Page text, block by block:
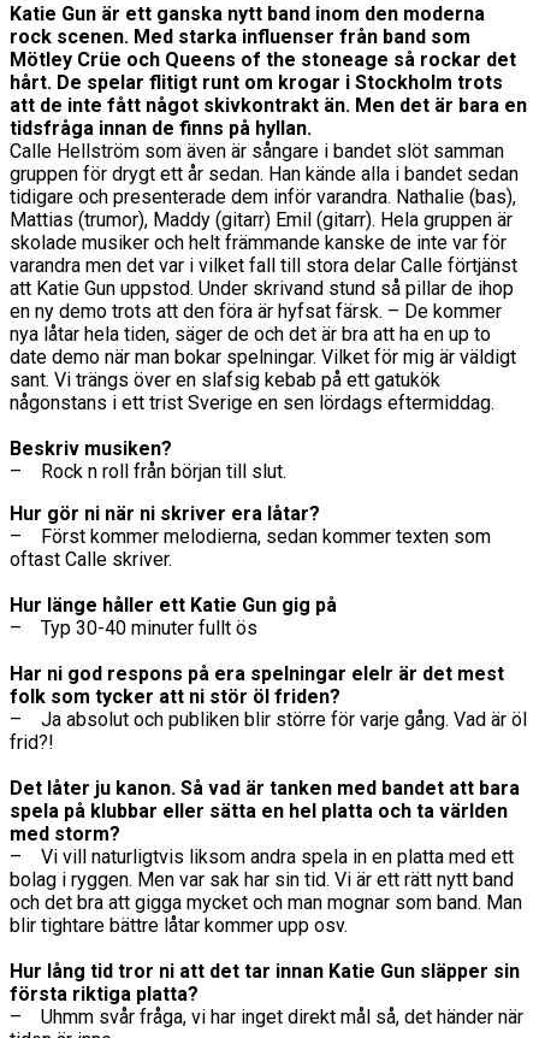
Katie Gun är ett ganska nytt band inom den moderna
rock scenen. Med starka influenser från band som
Mötley Crüe och Queens of the stoneage så rockar det
hårt. De spelar flitigt runt om krogar i Stockholm trots
att de inte fått något skivkontrakt än. Men det är bara en
tidsfråga innan de finns på hyllan.
Calle Hellström som även är sångare i bandet slöt samman
gruppen för drygt ett år sedan. Han kände alla i bandet sedan
tidigare och presenterade dem inför varandra. Nathalie (bas),
Mattias (trumor), Maddy (gitarr) Emil (gitarr). Hela gruppen är
skolade musiker och helt främmande kanske de inte var för
varandra men det var i vilket fall till stora delar Calle förtjänst
att Katie Gun uppstod. Under skrivand stund så pillar de ihop
en ny demo trots att den föra är hyfsat färsk. – De kommer
nya låtar hela tiden, säger de och det är bra att ha en up to
date demo när man bokar spelningar. Vilket för mig är väldigt
sant. Vi trängs över en slafsig kebab på ett gatukök
någonstans i ett trist Sverige en sen lördags eftermiddag.
Beskriv musiken?
– Rock n roll från början till slut.
Hur gör ni när ni skriver era låtar?
– Först kommer melodierna, sedan kommer texten som
oftast Calle skriver.
Hur länge håller ett Katie Gun gig på
– Typ 30-40 minuter fullt ös
Har ni god respons på era spelningar elelr är det mest
folk som tycker att ni stör öl friden?
– Ja absolut och publiken blir större för varje gång. Vad är öl
frid?!
Det låter ju kanon. Så vad är tanken med bandet att bara
spela på klubbar eller sätta en hel platta och ta världen
med storm?
– Vi vill naturligtvis liksom andra spela in en platta med ett
bolag i ryggen. Men var sak har sin tid. Vi är ett rätt nytt band
och det bra att gigga mycket och man mognar som band. Man
blir tightare bättre låtar kommer upp osv.
Hur lång tid tror ni att det tar innan Katie Gun släpper sin
första riktiga platta?
– Uhmm svår fråga, vi har inget direkt mål så, det händer när